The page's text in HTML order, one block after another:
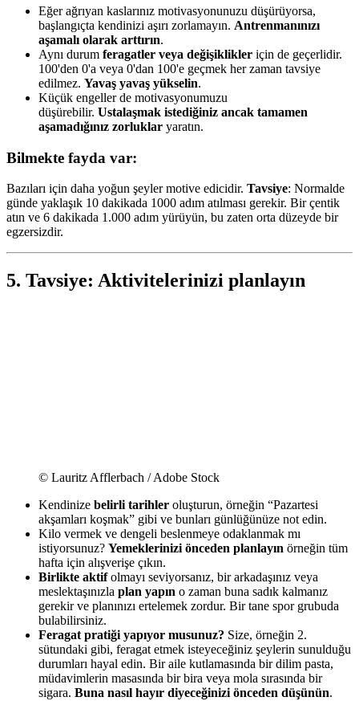
Eğer ağrıyan kaslarınız motivasyonunuzu düşürüyorsa,
başlangıçta kendinizi aşırı zorlamayın. Antrenmanınızı
aşamalı olarak arttırın.
Aynı durum feragatler veya değişiklikler için de geçerlidir.
100'den 0'a veya 0'dan 100'e geçmek her zaman tavsiye
edilmez. Yavaş yavaş yükselin.
Küçük engeller de motivasyonumuzu
düşürebilir. Ustalaşmak istediğiniz ancak tamamen
aşamadığınız zorluklar yaratın.
Bilmekte fayda var:
Bazıları için daha yoğun şeyler motive edicidir. Tavsiye: Normalde
günde yaklaşık 10 dakikada 1000 adım atılması gerekir. Bir çentik
atın ve 6 dakikada 1.000 adım yürüyün, bu zaten orta düzeyde bir
egzersizdir.
5. Tavsiye: Aktivitelerinizi planlayın
© Lauritz Afflerbach / Adobe Stock
Kendinize belirli tarihler oluşturun, örneğin “Pazartesi
akşamları koşmak” gibi ve bunları günlüğünüze not edin.
Kilo vermek ve dengeli beslenmeye odaklanmak mı
istiyorsunuz? Yemeklerinizi önceden planlayın örneğin tüm
hafta için alışverişe çıkın.
Birlikte aktifolmayı seviyorsanız, bir arkadaşınız veya
meslektaşınızla plan yapın o zaman buna sadık kalmanız
gerekir ve planınızı ertelemek zordur. Bir tane spor grubuda
bulabilirsiniz.
Feragat pratiği yapıyor musunuz? Size, örneğin 2.
sütundaki gibi, feragat etmek isteyeceğiniz şeylerin sunulduğu
durumları hayal edin. Bir aile kutlamasında bir dilim pasta,
müdavimlerin masasında bir bira veya mola sırasında bir
sigara. Buna nasıl hayır diyeceğinizi önceden düşünün.